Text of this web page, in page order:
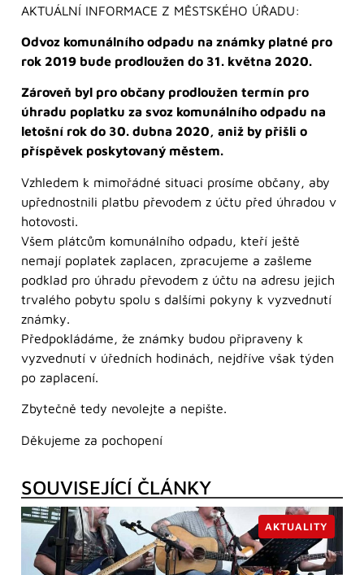
AKTUÁLNÍ INFORMACE Z MĚSTSKÉHO ÚŘADU:
Odvoz komunálního odpadu na známky platné pro
rok 2019 bude prodloužen do 31. května 2020.
Zároveň byl pro občany prodloužen termín pro
úhradu poplatku za svoz komunálního odpadu na
letošní rok do 30. dubna 2020, aniž by přišli o
příspěvek poskytovaný městem.
Vzhledem k mimořádné situaci prosíme občany, aby
upřednostnili platbu převodem z účtu před úhradou v
hotovosti.
Všem plátcům komunálního odpadu, kteří ještě
nemají poplatek zaplacen, zpracujeme a zašleme
podklad pro úhradu převodem z účtu na adresu jejich
trvalého pobytu spolu s dalšími pokyny k vyzvednutí
známky.
Předpokládáme, že známky budou připraveny k
vyzvednutí v úředních hodinách, nejdříve však týden
po zaplacení.
Zbytečně tedy nevolejte a nepište.
Děkujeme za pochopení
SOUVISEJÍCÍ ČLÁNKY
AKTUALITY